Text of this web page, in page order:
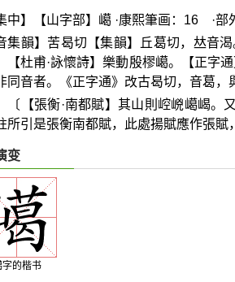
中】【山字部】嶱 ·康熙筆画：16 ·部
集韻】苦曷切【集韻】丘葛切， 𠀤音
【杜甫·詠懷詩】樂動殷樛嶱。【正字
同音者。《正字通》改古曷切，音葛，
〔【張衡·南都賦】其山則崆㟅嶱嵑。
所引是張衡南都賦，此處揚賦應作張賦
变
字的楷书